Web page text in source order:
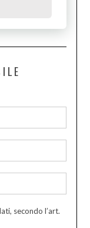
secondo l’art.